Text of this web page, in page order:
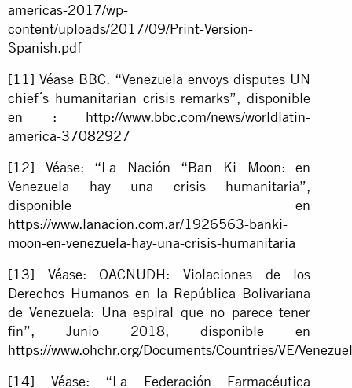
americas-2017/wp-
content/uploads/2017/09/Print-Version-
Spanish.pdf
[11] Véase BBC. “Venezuela envoys disputes UN
chief´s humanitarian crisis remarks”, disponible
en : http://www.bbc.com/news/worldlatin-
america-37082927
[12] Véase: “La Nación “Ban Ki Moon: en
Venezuela hay una crisis humanitaria”,
disponible en
https://www.lanacion.com.ar/1926563-banki-
moon-en-venezuela-hay-una-crisis-humanitaria
[13] Véase: OACNUDH: Violaciones de los
Derechos Humanos en la República Bolivariana
de Venezuela: Una espiral que no parece tener
fin”, Junio 2018, disponible en
https://www.ohchr.org/Documents/Countries/VE/
[14] Véase: “La Federación Farmacéutica